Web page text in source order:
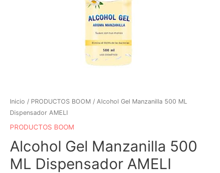
Inicio / PRODUCTOS BOOM / Alcohol Gel Manzanilla 500 ML
Dispensador AMELI
PRODUCTOS BOOM
Alcohol Gel Manzanilla 500
ML Dispensador AMELI